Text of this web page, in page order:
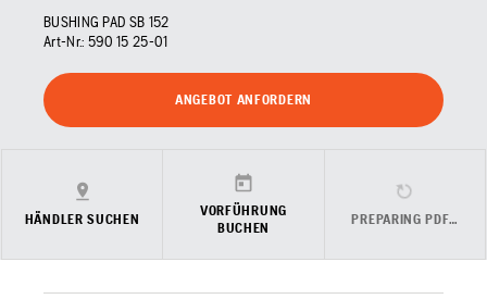
BUSHING PAD SB 152
Art-Nr.: 590 15 25‑01
ANGEBOT ANFORDERN
HÄNDLER SUCHEN
VORFÜHRUNG
BUCHEN
PREPARING PDF…